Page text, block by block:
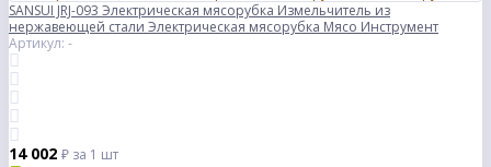
SANSUI JRJ-093 Электрическая мясорубка Измельчитель из
нержавеющей стали Электрическая мясорубка Мясо Инструмент
Артикул: -
14 002 ₽ за 1 шт